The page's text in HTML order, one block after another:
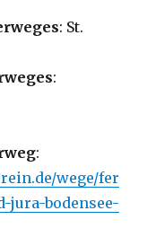
: St.
:
:
wege/fer
jura-bodensee-